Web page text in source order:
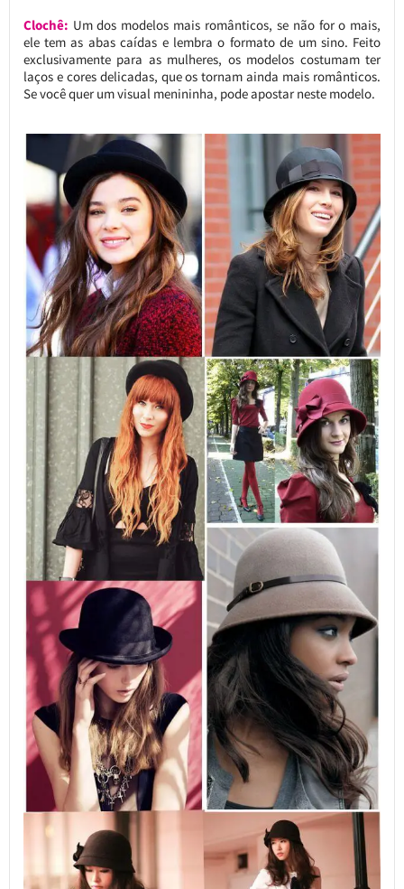
Clochê: Um dos modelos mais românticos, se não for o mais,
ele tem as abas caídas e lembra o formato de um sino. Feito
exclusivamente para as mulheres, os modelos costumam ter
laços e cores delicadas, que os tornam ainda mais românticos.
Se você quer um visual menininha, pode apostar neste modelo.